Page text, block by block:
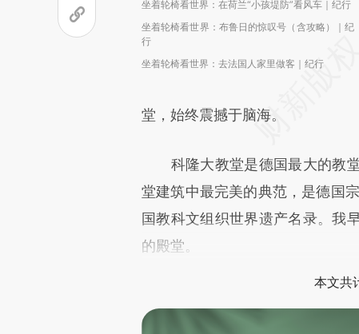
坐着轮椅看世界：在荷兰“小孩堤防”看风车｜纪行
坐着轮椅看世界：布鲁日的惊叹号（含攻略）｜纪
行
坐着轮椅看世界：去法国人家里做客｜纪行
堂，始终震撼于脑海。
科隆大教堂是德国最大的教堂
堂建筑中最完美的典范，是德国
国教科文组织世界遗产名录。我
的殿堂。
本文共